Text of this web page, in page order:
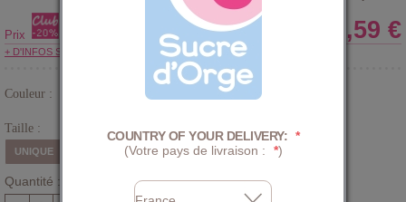
Prix 13,59 €
+ D'INFOS SUR LE CLUB
Couleur :
Taille :
UNIQUE
Quantité :
COUNTRY OF YOUR DELIVERY: *
(Votre pays de livraison :
*)